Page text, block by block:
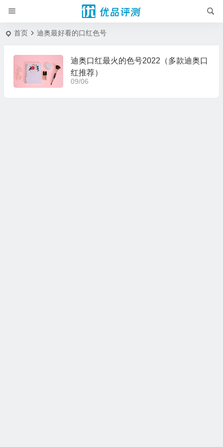
首页 迪奥最好看的口红色号
迪奥口红最火的色号2022（多款迪奥口
红推荐）
09/06